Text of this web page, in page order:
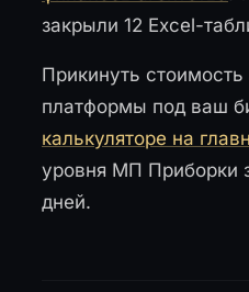
закрыли 12 Excel-
Прикинуть стоимость
платформы под ваш
калькуляторе на
уровня МП Приборки
дней.